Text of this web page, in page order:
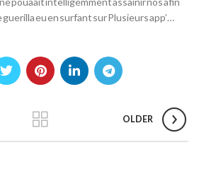
guerilla eu en surfant sur Plusieurs app’…
OLDER